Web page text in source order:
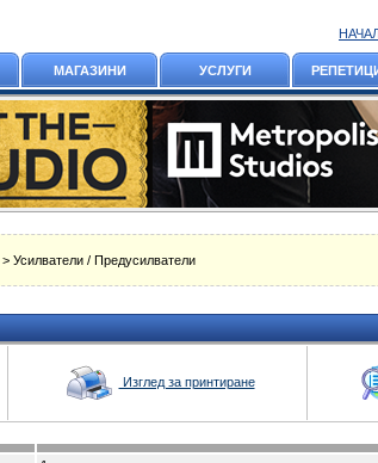
МАГАЗИНИ УСЛУГИ
> Усилватели / Предусилватели
Изглед за принтиране